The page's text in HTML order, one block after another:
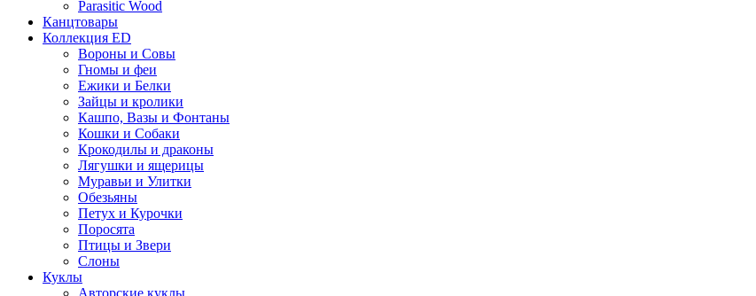
Parasitic Wood
Канцтовары
Коллекция ED
Вороны и Совы
Гномы и феи
Ежики и Белки
Зайцы и кролики
Кашпо, Вазы и Фонтаны
Кошки и Собаки
Крокодилы и драконы
Лягушки и ящерицы
Муравьи и Улитки
Обезьяны
Петух и Курочки
Поросята
Птицы и Звери
Слоны
Куклы
Авторские куклы